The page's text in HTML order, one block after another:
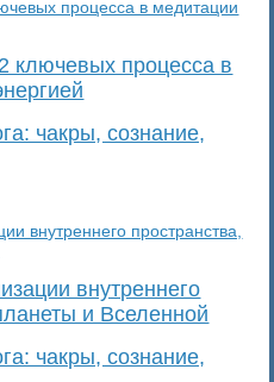
ключевых процесса в
чакры, сознание,
внутреннего
и Вселенной
чакры, сознание,